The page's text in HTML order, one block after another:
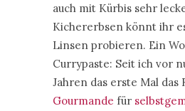
auch mit Kürbis sehr
Kichererbsen könnt ihr
Linsen probieren. Ein
Currypaste: Seit ich vor
Jahren das erste Mal das
Gourmande für